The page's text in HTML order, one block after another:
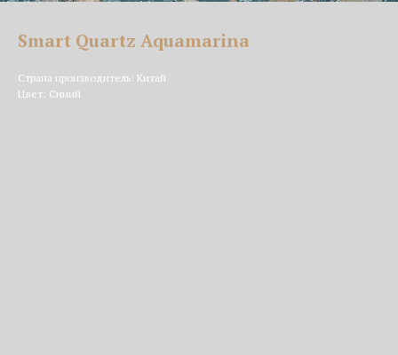
Smart Quartz Aquamarina
Страна производитель: Китай
Цвет: Синий